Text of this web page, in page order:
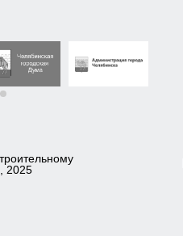
2025